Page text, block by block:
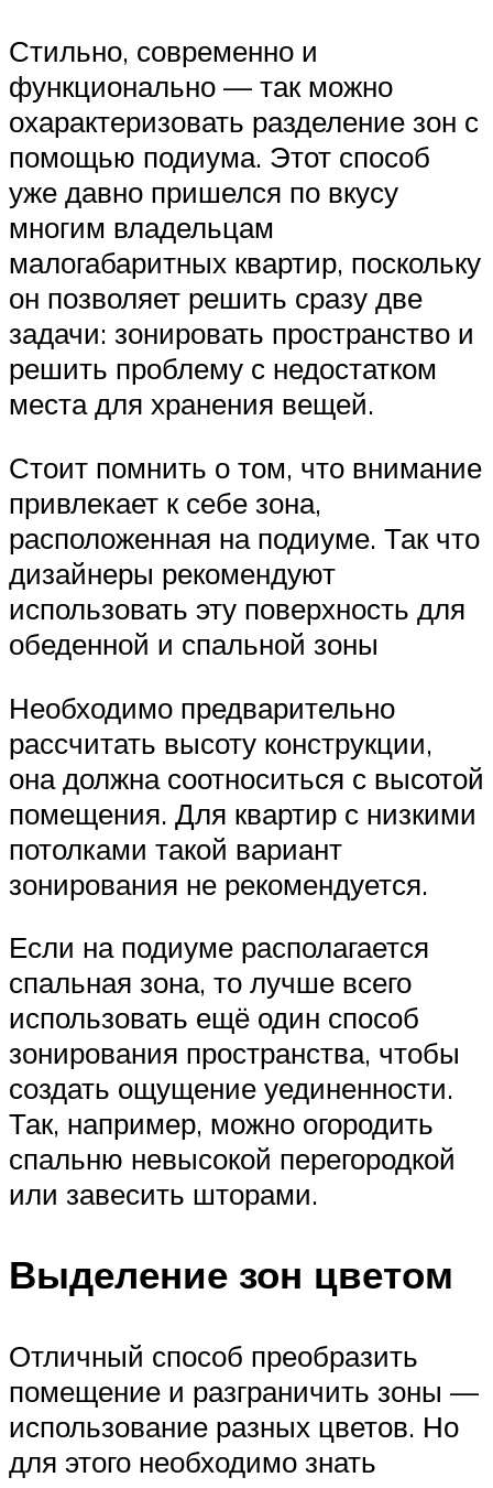
Стильно, современно и
функционально — так можно
охарактеризовать разделение зон с
помощью подиума. Этот способ
уже давно пришелся по вкусу
многим владельцам
малогабаритных квартир, поскольку
он позволяет решить сразу две
задачи: зонировать пространство и
решить проблему с недостатком
места для хранения вещей.
Стоит помнить о том, что внимание
привлекает к себе зона,
расположенная на подиуме. Так что
дизайнеры рекомендуют
использовать эту поверхность для
обеденной и спальной зоны
Необходимо предварительно
рассчитать высоту конструкции,
она должна соотноситься с высотой
помещения. Для квартир с низкими
потолками такой вариант
зонирования не рекомендуется.
Если на подиуме располагается
спальная зона, то лучше всего
использовать ещё один способ
зонирования пространства, чтобы
создать ощущение уединенности.
Так, например, можно огородить
спальню невысокой перегородкой
или завесить шторами.
Выделение зон цветом
Отличный способ преобразить
помещение и разграничить зоны —
использование разных цветов. Но
для этого необходимо знать